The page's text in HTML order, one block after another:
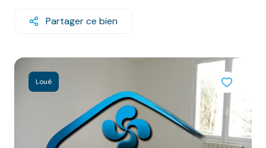
PRO
BIENS
LOUES
PRO
NOS
DOSSIER DE
CANDIDATURE
Partager ce bien
Loué